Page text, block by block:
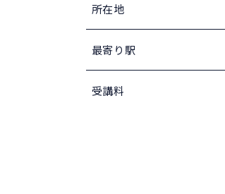
所在地
最寄り駅
受講料